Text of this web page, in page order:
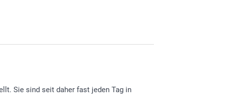
Sie sind seit daher fast jeden Tag in